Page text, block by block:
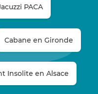
PACA
Cabane en Gironde
Insolite en Alsace